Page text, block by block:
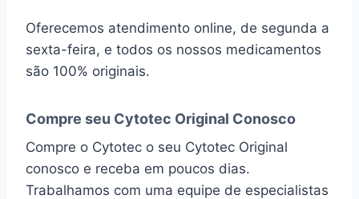
Oferecemos atendimento online, de segunda a
sexta-feira, e todos os nossos medicamentos
são 100% originais.
Compre seu Cytotec Original Conosco
Compre o Cytotec o seu Cytotec Original
conosco e receba em poucos dias.
Trabalhamos com uma equipe de especialistas